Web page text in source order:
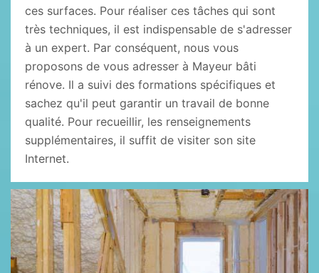
ces surfaces. Pour réaliser ces tâches qui sont
très techniques, il est indispensable de s'adresser
à un expert. Par conséquent, nous vous
proposons de vous adresser à Mayeur bâti
rénove. Il a suivi des formations spécifiques et
sachez qu'il peut garantir un travail de bonne
qualité. Pour recueillir, les renseignements
supplémentaires, il suffit de visiter son site
Internet.